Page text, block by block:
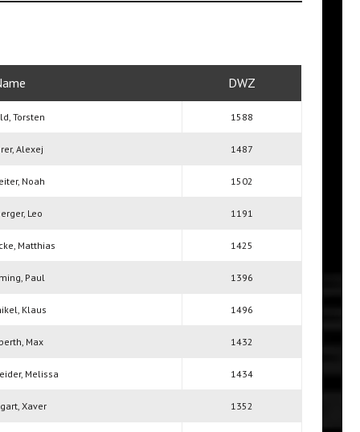
DWZ
Torsten 1588
Alexej 1487
Noah 1502
Leo 1191
Matthias 1425
Paul 1396
Klaus 1496
Max 1432
Melissa 1434
Xaver 1352